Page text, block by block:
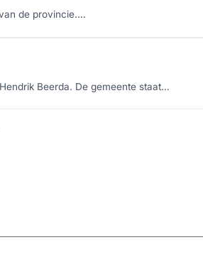
de provincie.…
Beerda. De gemeente staat…